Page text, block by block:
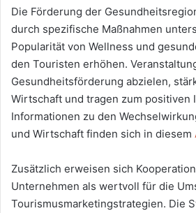
Die Förderung der
durch spezifische Maßnahmen
Popularität von Wellness und
den Touristen erhöhen.
Gesundheitsförderung abzielen,
Wirtschaft und tragen zum positiven
Informationen zu den
und Wirtschaft finden sich in diesem
Zusätzlich erweisen sich
Unternehmen als wertvoll für die
Tourismusmarketingstrategien. Die